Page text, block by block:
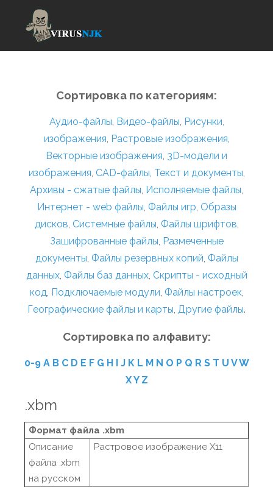
Сортировка по категориям:
Аудио-файлы, Видео-файлы, Рисунки,
изображения, Растровые изображения,
Векторные изображения, 3D-модели и
изображения, CAD-файлы, Текст и документы,
Архивы - сжатые файлы, Исполняемые файлы,
Интернет - web файлы, Файлы игр, Образы
дисков, Системные файлы, Файлы шрифтов,
Зашифрованные файлы, Размеченные
документы, Файлы резервных копий, Файлы
данных, Файлы баз данных, Скрипты - исходный
код, Подключаемые модули, Файлы настроек,
Географические файлы и карты, Другие файлы.
Сортировка по алфавиту:
0-9 A B C D E F G H I J K L M N O P Q R S T U VW
XY Z
.xbm
Формат файла .xbm
Описание
файла .xbm
на русском
Растровое изображение X11